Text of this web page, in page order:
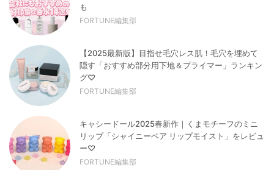
も
FORTUNE編集部
【2025最新版】目指せ毛穴レス肌！毛穴を埋めて
隠す「おすすめ部分用下地＆プライマー」ランキン
グ♡
FORTUNE編集部
キャシードール2025春新作｜くまモチーフのミニ
リップ「シャイニーベア リップモイスト」をレビュ
ー♡
FORTUNE編集部